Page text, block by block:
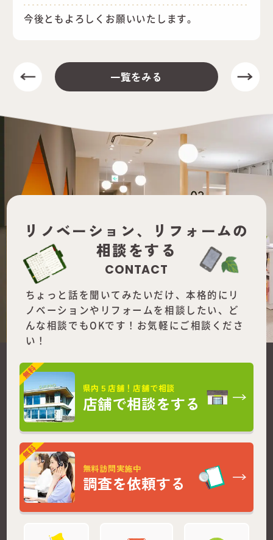
今後ともよろしくお願いいたします。
一覧をみる
リノベーション、
リフォームの
相談をする
CONTACT
ちょっと話を聞いてみたいだけ、本格的にリ
ノベーションやリフォームを相談したい、ど
んな相談でもOKです！お気軽にご相談くださ
い！
県内５店舗！店舗で相談
店舗で相談をする
無料訪問実施中
調査を依頼する